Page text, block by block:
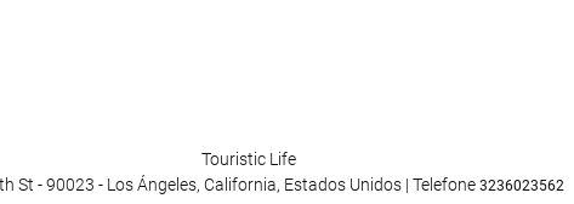
Touristic Life
St - 90023 - Los Ángeles, California, Estados Unidos | Telefone 3236023562